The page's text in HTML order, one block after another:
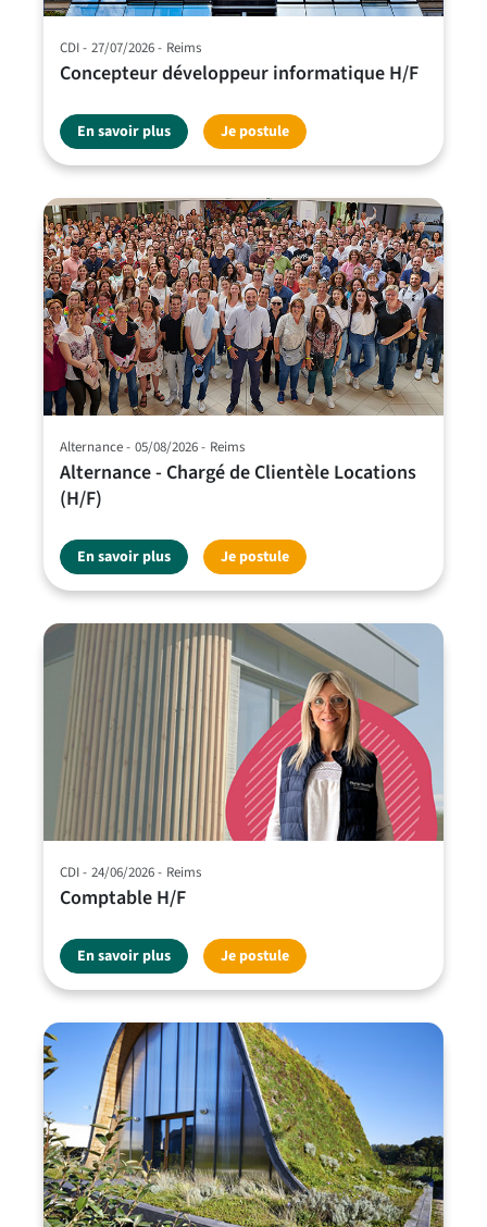
CDI 27/07/2026 Reims
Concepteur développeur informatique H/F
En savoir plus Je postule
Alternance 05/08/2026 Reims
Alternance - Chargé de Clientèle Locations
(H/F)
En savoir plus Je postule
CDI 24/06/2026 Reims
Comptable H/F
En savoir plus Je postule